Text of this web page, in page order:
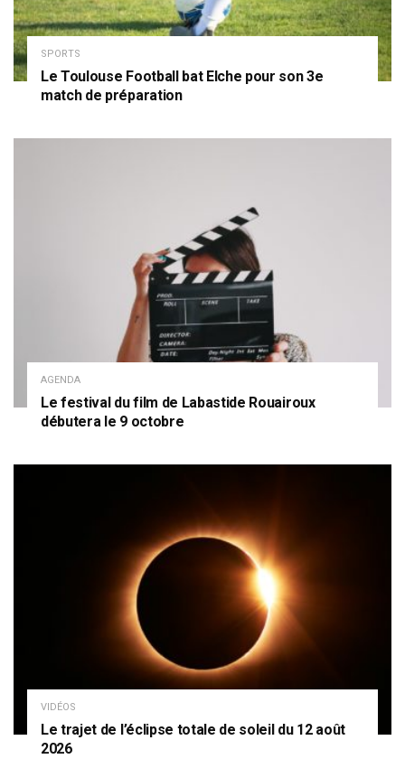
SPORTS
Le Toulouse Football bat Elche pour son 3e
match de préparation
AGENDA
Le festival du film de Labastide Rouairoux
débutera le 9 octobre
VIDÉOS
Le trajet de l’éclipse totale de soleil du 12 août
2026